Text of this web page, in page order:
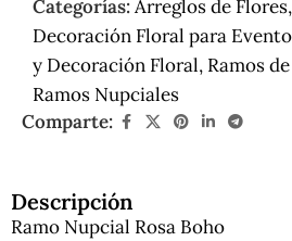
Categorías:Arreglos de Flores,
Decoración Floral para
y Decoración Floral, Ramos
Ramos Nupciales
Comparte:
Descripción
Ramo Nupcial Rosa Boho